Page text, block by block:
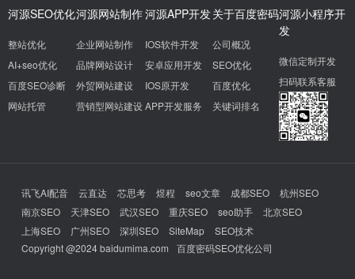
河源SEO优化
整站优化
AI+seo优化
百度SEO诊断
网站托管
河源网站制作
企业网站制作
品牌网站设计
外贸网站建设
营销型网站建设
河源APP开发
IOS软件开发
安卓应用开发
IOS原开发
APP开发服务
关于百度密码
公司概况
SEO优化
百度优化
关键词排名
河源小程序开
发
微信定制开发
扫码联系客服
讯飞AI配音 云直达 芯思考 煜程 seo文章 成都SEO
杭州SEO
南京SEO
天津SEO 武汉SEO 重庆SEO seo助手
北京SEO
上海SEO
广州SEO 深圳SEO SiteMap
SEO技术
Copyright @2024 baidumima.com
百度密码SEO优化公司